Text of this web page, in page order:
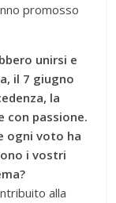
promosso
unirsi e
il 7 giugno
la
con passione.
ogni voto ha
i vostri
alla